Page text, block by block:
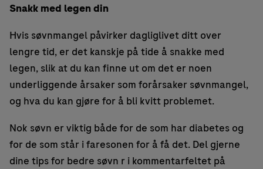
Snakk med legen din
Hvis søvnmangel påvirker dagliglivet ditt over
lengre tid, er det kanskje på tide å snakke med
legen, slik at du kan finne ut om det er noen
underliggende årsaker som forårsaker søvnmangel,
og hva du kan gjøre for å bli kvitt problemet.
Nok søvn er viktig både for de som har diabetes og
for de som står i faresonen for å få det. Del gjerne
dine tips for bedre søvn r i kommentarfeltet på